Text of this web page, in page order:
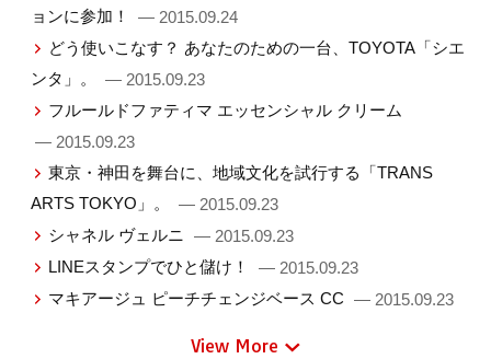
ョンに参加！
— 2015.09.24
どう使いこなす？ あなたのための一台、TOYOTA「シエ
ンタ」。
— 2015.09.23
フルールドファティマ エッセンシャル クリーム
— 2015.09.23
東京・神田を舞台に、地域文化を試行する「TRANS
ARTS TOKYO」。
— 2015.09.23
シャネル ヴェルニ — 2015.09.23
LINEスタンプでひと儲け！
— 2015.09.23
マキアージュ ピーチチェンジベース CC — 2015.09.23
View More